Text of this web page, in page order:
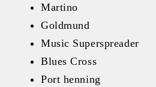
Martino
Goldmund
Music Superspreader
Blues Cross
Port henning